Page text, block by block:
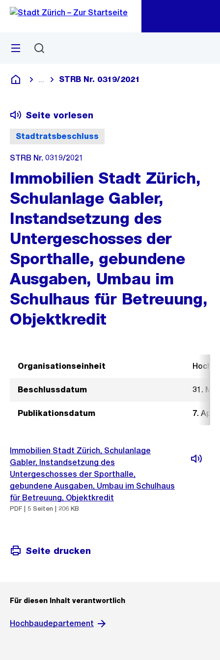
Navigation
Sprunglink
Menü
Deutsch
Blende alle Breadcrumbs ein
STRB Nr. 0319/2021
Stadtratsbeschluss
Seite vorlesen
STRB Nr. 0319/2021
Immobilien Stadt Zürich,
Schulanlage Gabler,
Instandsetzung des
Untergeschosses der
Sporthalle, gebundene
Ausgaben, Umbau im
Schulhaus für Betreuung,
Objektkredit
Organisationseinheit
Beschlussdatum 31.
Publikationsdatum 7. April
Immobilien Stadt Zürich, Schulanlage
Gabler, Instandsetzung des
Untergeschosses der Sporthalle,
gebundene Ausgaben, Umbau im Schulhaus
für Betreuung, Objektkredit
PDF | 5 Seiten | 206 KB
Seite drucken
Für diesen Inhalt verantwortlich
Hochbaudepartement